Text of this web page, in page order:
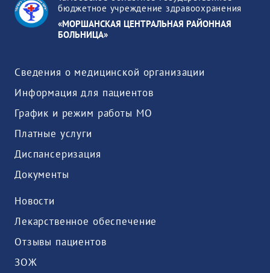
бюджетное учреждение здравоохранения
«МОРШАНСКАЯ ЦЕНТРАЛЬНАЯ РАЙОННАЯ
БОЛЬНИЦА»
Сведения о медицинской организации
Информация для пациентов
График и режим работы МО
Платные услуги
Диспансеризация
Документы
Новости
Лекарственное обеспечение
Отзывы пациентов
ЗОЖ